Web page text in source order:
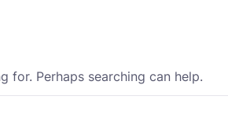
for. Perhaps searching can help.